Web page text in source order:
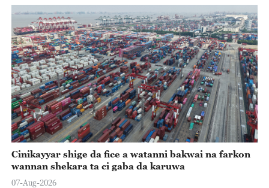
Cinikayyar shige da fice a watanni bakwai na farkon
wannan shekara ta ci gaba da karuwa
07-Aug-2026